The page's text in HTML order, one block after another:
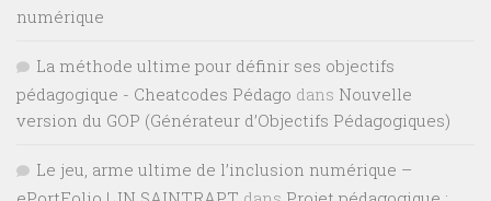
numérique
La méthode ultime pour définir ses objectifs
pédagogique - Cheatcodes Pédago dans Nouvelle
version du GOP (Générateur d’Objectifs Pédagogiques)
Le jeu, arme ultime de l’inclusion numérique –